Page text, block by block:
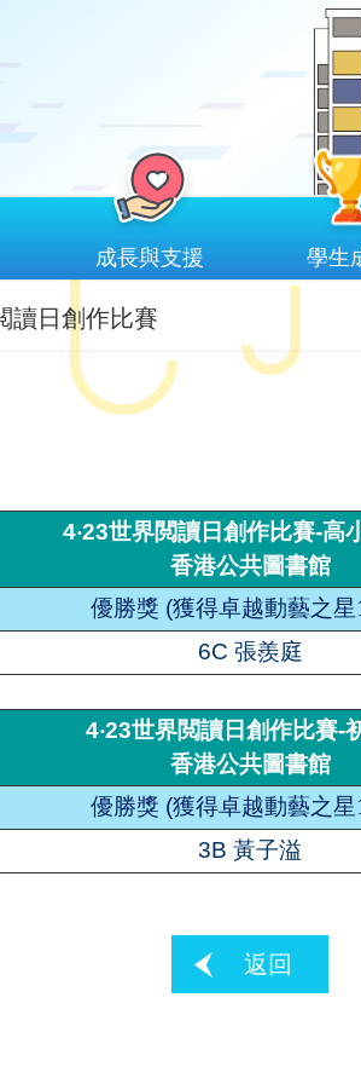
成長與支援 學生
讀日創作比賽
4‧23世界閲讀日創作比賽-高
香港公共圖書館
優勝獎 (獲得卓越動藝之星
6C 張羨庭
4‧23世界閲讀日創作比賽-
香港公共圖書館
優勝獎 (獲得卓越動藝之星
3B 黃子溢
返回